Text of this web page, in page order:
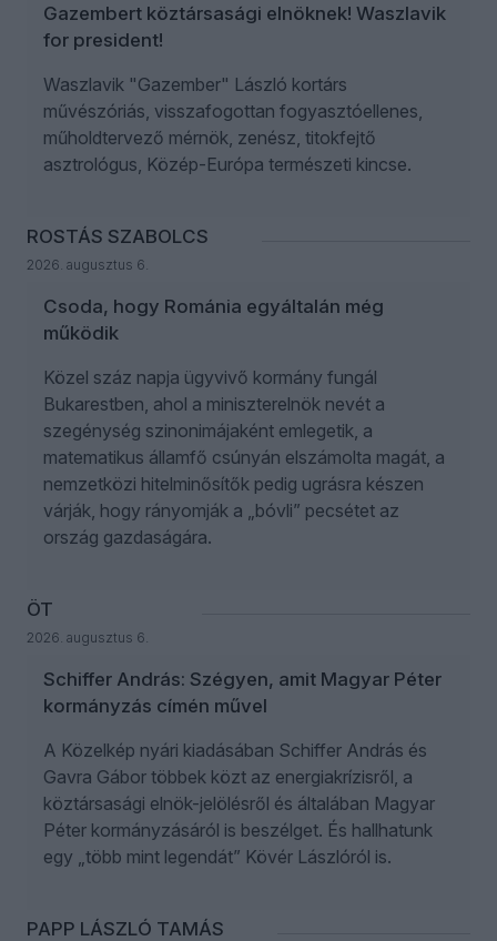
Gazembert köztársasági elnöknek! Waszlavik
for president!
Waszlavik "Gazember" László kortárs
művészóriás, visszafogottan fogyasztóellenes,
műholdtervező mérnök, zenész, titokfejtő
asztrológus, Közép-Európa természeti kincse.
ROSTÁS SZABOLCS
2026. augusztus 6.
Csoda, hogy Románia egyáltalán még
működik
Közel száz napja ügyvivő kormány fungál
Bukarestben, ahol a miniszterelnök nevét a
szegénység szinonimájaként emlegetik, a
matematikus államfő csúnyán elszámolta magát, a
nemzetközi hitelminősítők pedig ugrásra készen
várják, hogy rányomják a „bóvli” pecsétet az
ország gazdaságára.
ÖT
2026. augusztus 6.
Schiffer András: Szégyen, amit Magyar Péter
kormányzás címén művel
A Közelkép nyári kiadásában Schiffer András és
Gavra Gábor többek közt az energiakrízisről, a
köztársasági elnök-jelölésről és általában Magyar
Péter kormányzásáról is beszélget. És hallhatunk
egy „több mint legendát” Kövér Lászlóról is.
PAPP LÁSZLÓ TAMÁS